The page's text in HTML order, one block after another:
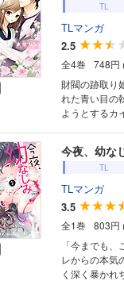
TL
TLマンガ
2.5
全4巻
748円
財閥の跡取り
れた青い目の
ようとするカ
今夜、幼な
TL
TLマンガ
3.5
全1巻
803円
「今までも
レからの本気
く深く暴か